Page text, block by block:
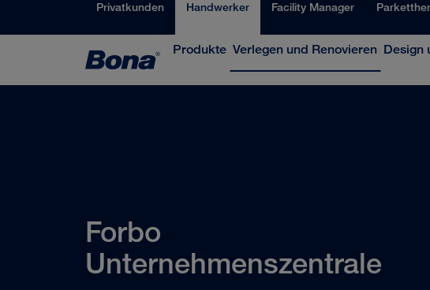
Privatkunden Handwerker Facility Manager
Produkte Verlegen und Renovieren Design
Forbo
Unternehmenszentrale